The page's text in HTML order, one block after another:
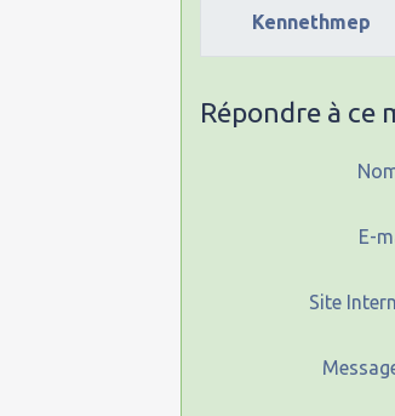
Kennethmep
Répondre à ce
E-
Site